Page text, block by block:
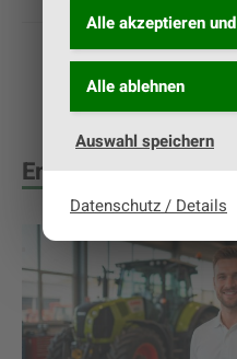
Alle akzeptieren und
Alle ablehnen
Auswahl speichern
Datenschutz / Details
Empfehlungen